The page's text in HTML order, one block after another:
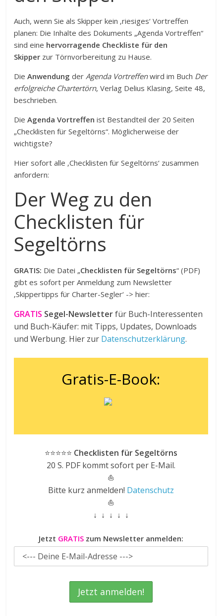
Auch, wenn Sie als Skipper kein ‚riesiges‘ Vortreffen
planen: Die Inhalte des Dokuments „Agenda Vortreffen“
sind eine hervorragende Checkliste für den
Skipper zur Törnvorbereitung zu Hause.
DieAnwendung derAgenda Vortreffenwird im Buch Der
erfolgreiche Chartertörn, Verlag Delius Klasing, Seite 48,
beschrieben.
DieAgenda Vortreffen ist Bestandteil der 20 Seiten
„Checklisten für Segeltörns“. Möglicherweise der
wichtigste?
Hier sofort alle ‚Checklisten für Segeltörns‘ zusammen
anfordern:
Der Weg zu den
Checklisten für
Segeltörns
GRATIS: Die Datei „Checklisten für Segeltörns“ (PDF)
gibt es sofort per Anmeldung zum Newsletter
‚Skippertipps für Charter-Segler‘ -> hier:
GRATIS Segel-Newsletterfür Buch-Interessenten
und Buch-Käufer: mit Tipps, Updates, Downloads
und Werbung. Hier zur Datenschutzerklärung.
Gratis-E-Book:
⭐⭐⭐⭐⭐ Checklisten für Segeltörns
20 S. PDF kommt sofort per E-Mail.
⛵
Bitte kurz anmelden! Datenschutz
⛵
↓ ↓ ↓ ↓ ↓
Jetzt GRATISzum Newsletter anmelden: